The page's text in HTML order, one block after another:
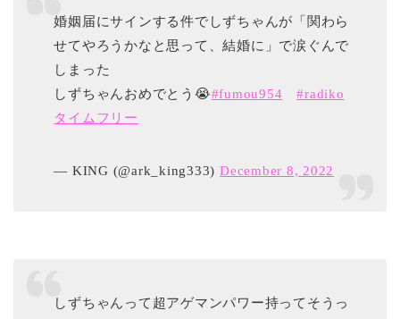
婚姻届にサインする件でしずちゃんが「関わら
せてやろうかなと思って、結婚に」で涙ぐんで
しまった
しずちゃんおめでとう😭#fumou954
#radiko
タイムフリー
— KING (@ark_king333) December 8, 2022
しずちゃんって超アゲマンパワー持ってそうっ